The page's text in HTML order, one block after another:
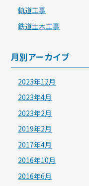
軌道工事
鉄道土木工事
月別アーカイブ
2023年12月
2023年4月
2023年2月
2019年2月
2017年4月
2016年10月
2016年6月